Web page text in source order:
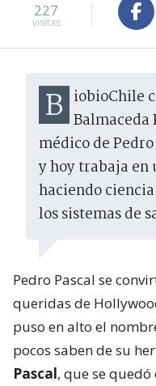
227
visitas
BiobioChile conversó con Nicolás Balmaceda
médico de
y hoy trabaja en
haciendo
los sistemas de
Pedro Pascal se
queridas de
puso en alto el
pocos saben de su
Pascal, que se